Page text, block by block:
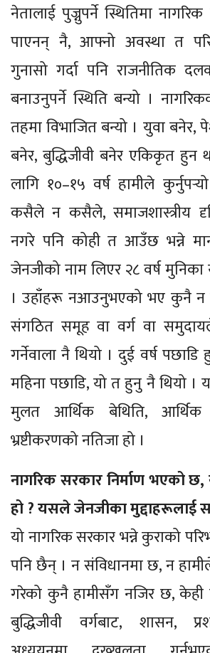
नेतालाई पुज्नुपर्ने स्थितिमा
पाएनन् नै, आफ्नो अवस्था त
गुनासो गर्दा पनि राजनीतिक
बनाउनुपर्ने स्थिति बन्यो ।
तहमा विभाजित बन्यो । युवा
बनेर, बुद्धिजीवी बनेर एकिकृत हुन
लागि १०–१५ वर्ष हामीले
कसैले न कसैले, समाजशास्त्रीय
नगरे पनि कोही त आउँछ भन्ने
जेनजीको नाम लिएर २८ वर्ष
। उहाँहरू नआउनुभएको भए कुनै न
संगठित समूह वा वर्ग वा
गर्नेवाला नै थियो । दुई वर्ष पछाडि
महिना पछाडि, यो त हुनु नै थियो ।
मुलत आर्थिक बेथिति,
भ्रष्टीकरणको नतिजा हो ।
नागरिक सरकार निर्माण भएको
हो ? यसले जेनजीका मुद्दाहरूलाई
यो नागरिक सरकार भन्ने कुराको
पनि छैन् । न संविधानमा छ, न
गरेको कुनै हामीसँग नजिर छ, केही
बुद्धिजीवी वर्गबाट, शासन,